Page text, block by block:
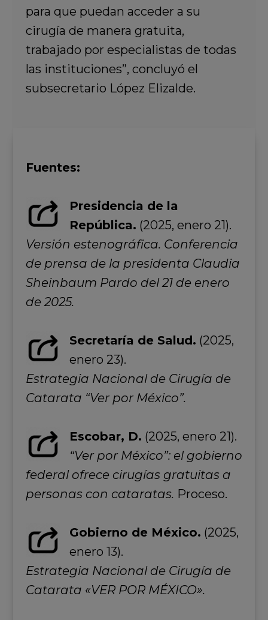
para que puedan acceder a su
cirugía de manera gratuita,
trabajado por especialistas de todas
las instituciones”, concluyó el
subsecretario López Elizalde.
Fuentes:
Presidencia de la
República. (2025, enero 21).
Versión estenográfica. Conferencia
de prensa de la presidenta Claudia
Sheinbaum Pardo del 21 de enero
de 2025.
Secretaría de Salud. (2025,
enero 23).
Estrategia Nacional de Cirugía de
Catarata “Ver por México”.
Escobar, D. (2025, enero 21).
“Ver por México”: el gobierno
federal ofrece cirugías gratuitas a
personas con cataratas. Proceso.
Gobierno de México. (2025,
enero 13).
Estrategia Nacional de Cirugía de
Catarata «VER POR MÉXICO».